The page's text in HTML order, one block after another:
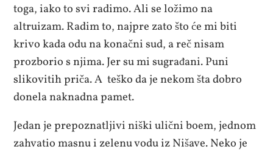
toga, iako to svi radimo. Ali se ložimo na
altruizam. Radim to, najpre zato što će mi biti
krivo kada odu na konačni sud, a reč nisam
prozborio s njima. Jer su mi sugrađani. Puni
slikovitih priča. A teško da je nekom šta dobro
donela naknadna pamet.
Jedan je prepoznatljivi niški ulični boem, jednom
zahvatio masnu i zelenu vodu iz Nišave. Neko je